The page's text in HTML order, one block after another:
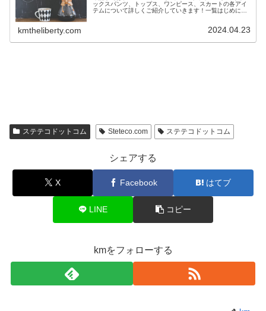
ックスパンツ、トップス、ワンピース、スカートの各アイ
テムについて詳しくご紹介していきます！一覧はじめに創
kmtheliberty.com 2024.04.23
ステテコドットコム Steteco.com ステテコドットコム
シェアする
X Facebook はてブ
LINE コピー
kmをフォローする